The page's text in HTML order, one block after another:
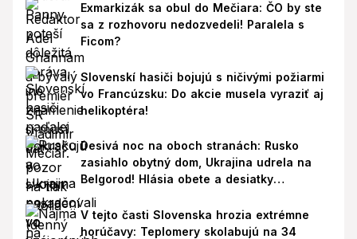
Exmarkizák sa obul do Mečiara: ČO by ste
sa z rozhovoru nedozvedeli! Paralela s
Ficom?
Slovenskí hasiči bojujú s ničivými požiarmi
vo Francúzsku: Do akcie musela vyraziť aj
helikoptéra!
Desivá noc na oboch stranách: Rusko
zasiahlo obytný dom, Ukrajina udrela na
Belgorod! Hlásia obete a desiatky
zranených
V tejto časti Slovenska hrozia extrémne
horúčavy: Teplomery skolabujú na 34